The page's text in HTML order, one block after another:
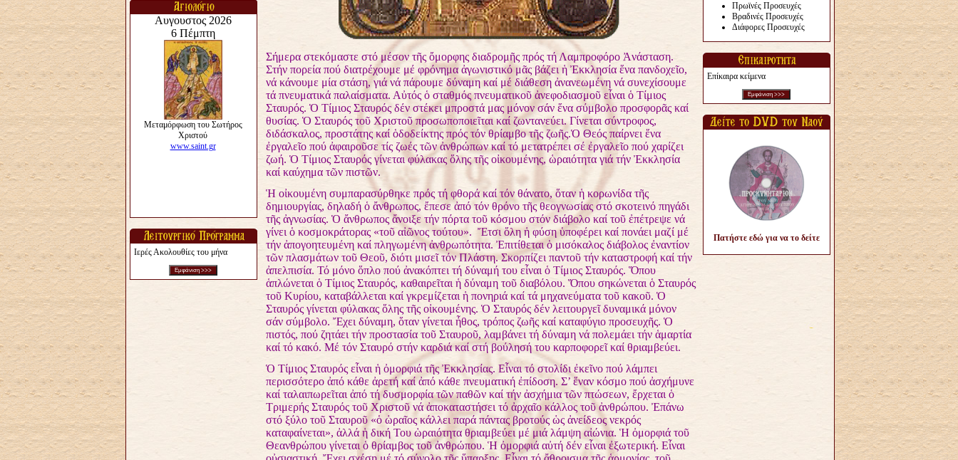
Ιερές Ακολουθίες του μήνα
Σήμερα στεκόμαστε στό μέσον τῆς ὄμορφης διαδρομῆς πρός τή Λαμπροφόρο Ἀνάσταση.
Στήν πορεία πού διατρέχουμε μέ φρόνημα ἀγωνιστικό μᾶς βάζει ἡ Ἐκκλησία ἕνα πανδοχεῖο,
νά κάνουμε μία στάση, γιά νά πάρουμε δύναμη καί μέ διάθεση ἀνανεωμένη νά συνεχίσουμε
τά πνευματικά παλαίσματα. Αὐτός ὁ σταθμός πνευματικοῦ ἀνεφοδιασμοῦ εἶναι ὁ Τίμιος
Σταυρός. Ὁ Τίμιος Σταυρός δέν στέκει μπροστά μας μόνον σάν ἕνα σύμβολο προσφορᾶς καί
θυσίας. Ὁ Σταυρός τοῦ Χριστοῦ προσωποποιεῖται καί ζωντανεύει. Γίνεται σύντροφος,
διδάσκαλος, προστάτης καί ὁδοδείκτης πρός τόν θρίαμβο τῆς ζωῆς.Ὁ Θεός παίρνει ἕνα
ἐργαλεῖο πού ἀφαιροῦσε τίς ζωές τῶν ἀνθρώπων καί τό μετατρέπει σέ ἐργαλεῖο πού χαρίζει
ζωή. Ὁ Τίμιος Σταυρός γίνεται φύλακας ὅλης τῆς οἰκουμένης, ὡραιότητα γιά τήν Ἐκκλησία
καί καύχημα τῶν πιστῶν.
Ἡ οἰκουμένη συμπαρασύρθηκε πρός τή φθορά καί τόν θάνατο, ὅταν ἡ κορωνίδα τῆς
δημιουργίας, δηλαδή ὁ ἄνθρωπος, ἔπεσε ἀπό τόν θρόνο τῆς θεογνωσίας στό σκοτεινό πηγάδι
τῆς ἀγνωσίας. Ὁ ἄνθρωπος ἄνοιξε τήν πόρτα τοῦ κόσμου στόν διάβολο καί τοῦ ἐπέτρεψε νά
γίνει ὁ κοσμοκράτορας «τοῦ αἰῶνος τούτου». Ἔτσι ὅλη ἡ φύση ὑποφέρει καί πονάει μαζί μέ
τήν ἀπογοητευμένη καί πληγωμένη ἀνθρωπότητα. Ἐπιτίθεται ὁ μισόκαλος διάβολος ἐναντίον
τῶν πλασμάτων τοῦ Θεοῦ, διότι μισεῖ τόν Πλάστη. Σκορπίζει παντοῦ τήν καταστροφή καί τήν
ἀπελπισία. Τό μόνο ὅπλο πού ἀνακόπτει τή δύναμή του εἶναι ὁ Τίμιος Σταυρός. Ὅπου
ἁπλώνεται ὁ Τίμιος Σταυρός, καθαιρεῖται ἡ δύναμη τοῦ διαβόλου. Ὅπου σηκώνεται ὁ Σταυρός
τοῦ Κυρίου, καταβάλλεται καί γκρεμίζεται ἡ πονηριά καί τά μηχανεύματα τοῦ κακοῦ. Ὁ
Σταυρός γίνεται φύλακας ὅλης τῆς οἰκουμένης. Ὁ Σταυρός δέν λειτουργεῖ δυναμικά μόνον
σάν σύμβολο. Ἔχει δύναμη, ὅταν γίνεται ἦθος, τρόπος ζωῆς καί καταφύγιο προσευχῆς. Ὁ
πιστός, πού ζητάει τήν προστασία τοῦ Σταυροῦ, λαμβάνει τή δύναμη νά πολεμάει τήν ἁμαρτία
καί τό κακό. Μέ τόν Σταυρό στήν καρδιά καί στή βούλησή του καρποφορεῖ καί θριαμβεύει.
Ὁ Τίμιος Σταυρός εἶναι ἡ ὀμορφιά τῆς Ἐκκλησίας. Εἶναι τό στολίδι ἐκεῖνο πού λάμπει
περισσότερο ἀπό κάθε ἀρετή καί ἀπό κάθε πνευματική ἐπίδοση. Σ’ ἕναν κόσμο πού ἀσχήμυνε
καί ταλαιπωρεῖται ἀπό τή δυσμορφία τῶν παθῶν καί τήν ἀσχήμια τῶν πτώσεων, ἔρχεται ὁ
Τριμερής Σταυρός τοῦ Χριστοῦ νά ἀποκαταστήσει τό ἀρχαῖο κάλλος τοῦ ἀνθρώπου. Ἐπάνω
στό ξύλο τοῦ Σταυροῦ «ὁ ὡραῖος κάλλει παρά πάντας βροτούς ὡς ἀνείδεος νεκρός
καταφαίνεται», ἀλλά ἡ δική Του ὡραιότητα θριαμβεύει μέ μιά λάμψη αἰώνια. Ἡ ὀμορφιά τοῦ
Θεανθρώπου γίνεται ὁ θρίαμβος τοῦ ἀνθρώπου. Ἡ ὀμορφιά αὐτή δέν εἶναι ἐξωτερική. Εἶναι
Πρωϊνές Προσευχές
Βραδινές Προσευχές
Διάφορες Προσευχές
Επίκαιρα κείμενα
Πατήστε εδώ για να το δείτε